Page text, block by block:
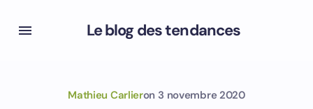
Le blog des tendances
Mathieu Carlieron 3 novembre 2020